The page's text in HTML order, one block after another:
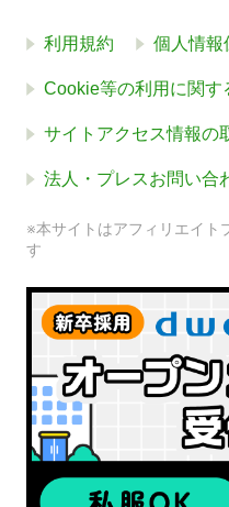
利用規約 個人情報
Cookie等の利用に関す
サイトアクセス情報の
法人・プレスお問い合
※本サイトはアフィリエイト
す